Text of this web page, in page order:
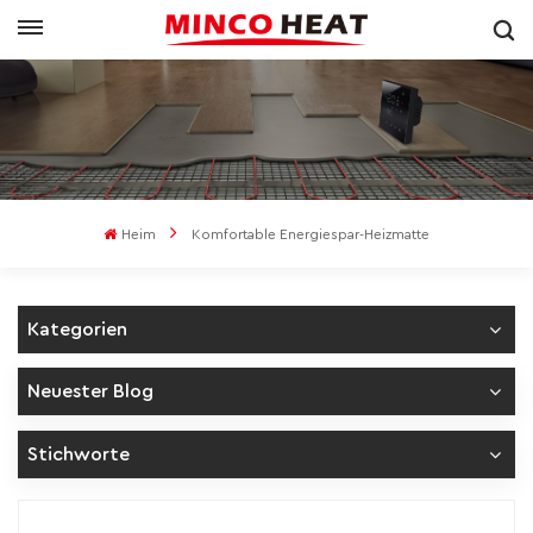
Heim Komfortable Energiespar-Heizmatte
Kategorien
Neuester Blog
Stichworte